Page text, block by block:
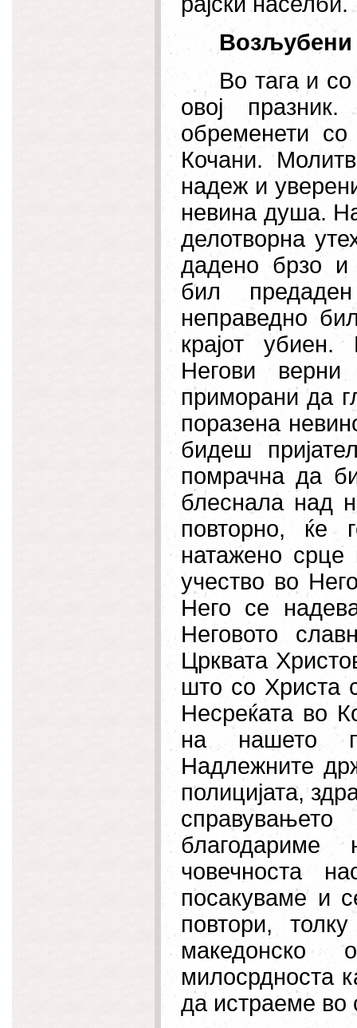
Возљубени
Во тага и
овој
обременети со
Кочани.
надеж и
невина душа.
делотворна
дадено брзо и
бил
неправедно
крајот
Негови
приморани да
поразена
бидеш
помрачна да
блеснала над
повторно, ќе
натажено срце
учество во
Него се
Неговото
Црквата
што со Христа
Несреќата во
на нашето
Надлежните
полицијата,
човечноста
посакуваме и
повтори,
македонско
милосрдноста
да истраеме во